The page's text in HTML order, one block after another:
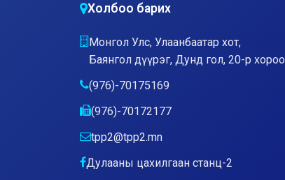
Холбоо барих
Монгол Улс, Улаанбаатар хот,
Баянгол дүүрэг, Дунд гол, 20-р хороо
(976)-70175169
(976)-70172177
tpp2@tpp2.mn
Дулааны цахилгаан станц-2